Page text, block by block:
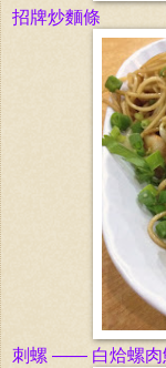
招牌炒麵條
刺螺 —— 白烚螺肉